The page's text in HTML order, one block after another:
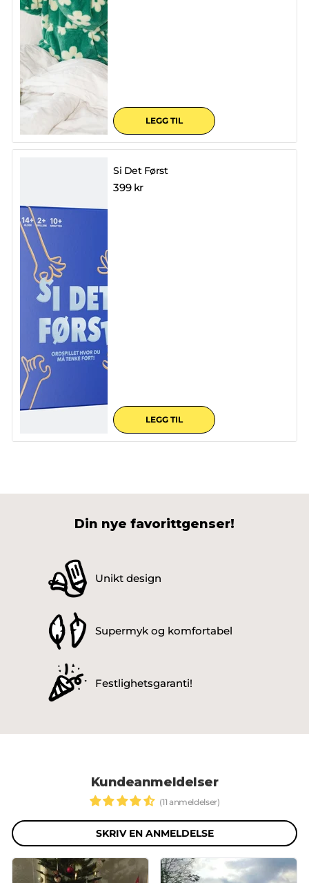
LEGG TIL
Si Det Først
399 kr
LEGG TIL
Din nye favorittgenser!
Unikt design
Supermyk og komfortabel
Festlighetsgaranti!
Kundeanmeldelser
(11 anmeldelser)
SKRIV EN ANMELDELSE